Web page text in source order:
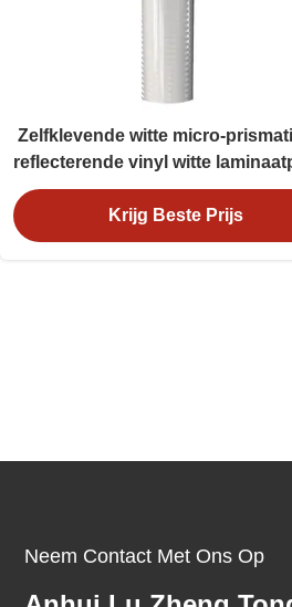
Zelfklevende witte micro-
reflecterende vinyl witte
Krijg Beste Prijs
Neem Contact Met Ons Op